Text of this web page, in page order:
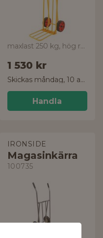
maxlast 250 kg, hög rygg
1 530 kr
Skickas måndag, 10 aug.
Handla
IRONSIDE
Magasinkärra
100735